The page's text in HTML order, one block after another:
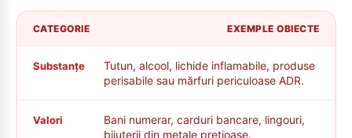
CATEGORIE EXEMPLE OBIECTE
Substanțe
Tutun, alcool, lichide inflamabile, produse
perisabile sau mărfuri periculoase ADR.
Valori
Bani numerar, carduri bancare, lingouri,
bijuterii din metale prețioase.